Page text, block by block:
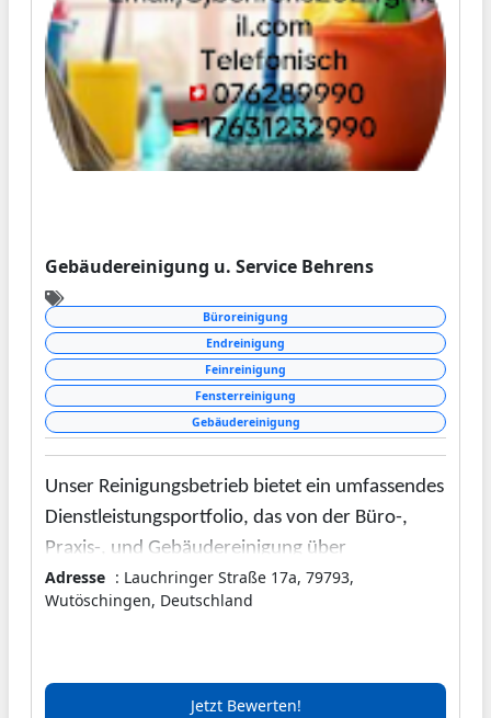
Gebäudereinigung u. Service Behrens
Büroreinigung
Endreinigung
Feinreinigung
Fensterreinigung
Gebäudereinigung
Unser Reinigungsbetrieb bietet ein umfassendes
Dienstleistungsportfolio, das von der Büro-,
Praxis-, und Gebäudereinigung über
spezialisierte Services wie Fenster-, Gehweg-,
Treppenhausreinigung reicht. Wir legen großen
Adresse : Lauchringer Straße 17a, 79793,
Wutöschingen, Deutschland
Jetzt Bewerten!